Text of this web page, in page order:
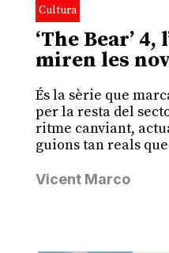
Cultura
‘The Bear’ 4,
miren les
És la sèrie que
per la resta del
ritme canviant,
guions tan reals
Vicent Marco